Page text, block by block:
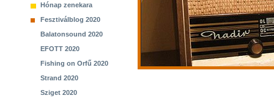
Hónap zenekara
Fesztiválblog 2020
Balatonsound 2020
EFOTT 2020
Fishing on Orfű 2020
Strand 2020
Sziget 2020